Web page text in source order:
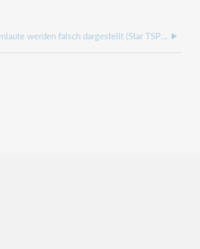
Belegdruck: Umlaute werden falsch dargestellt (Star TSP 650 II)